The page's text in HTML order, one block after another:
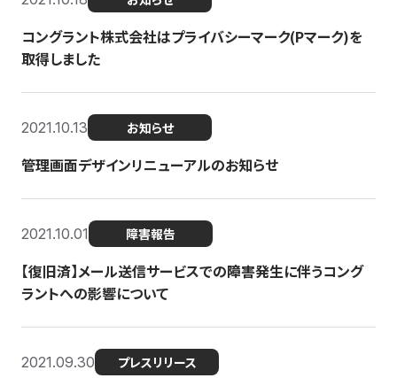
コングラント株式会社はプライバシーマーク(Pマーク)を
取得しました
2021.10.13 お知らせ
管理画面デザインリニューアルのお知らせ
2021.10.01 障害報告
【復旧済】メール送信サービスでの障害発生に伴うコング
ラントへの影響について
2021.09.30 プレスリリース